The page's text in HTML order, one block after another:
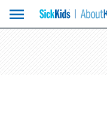
menu